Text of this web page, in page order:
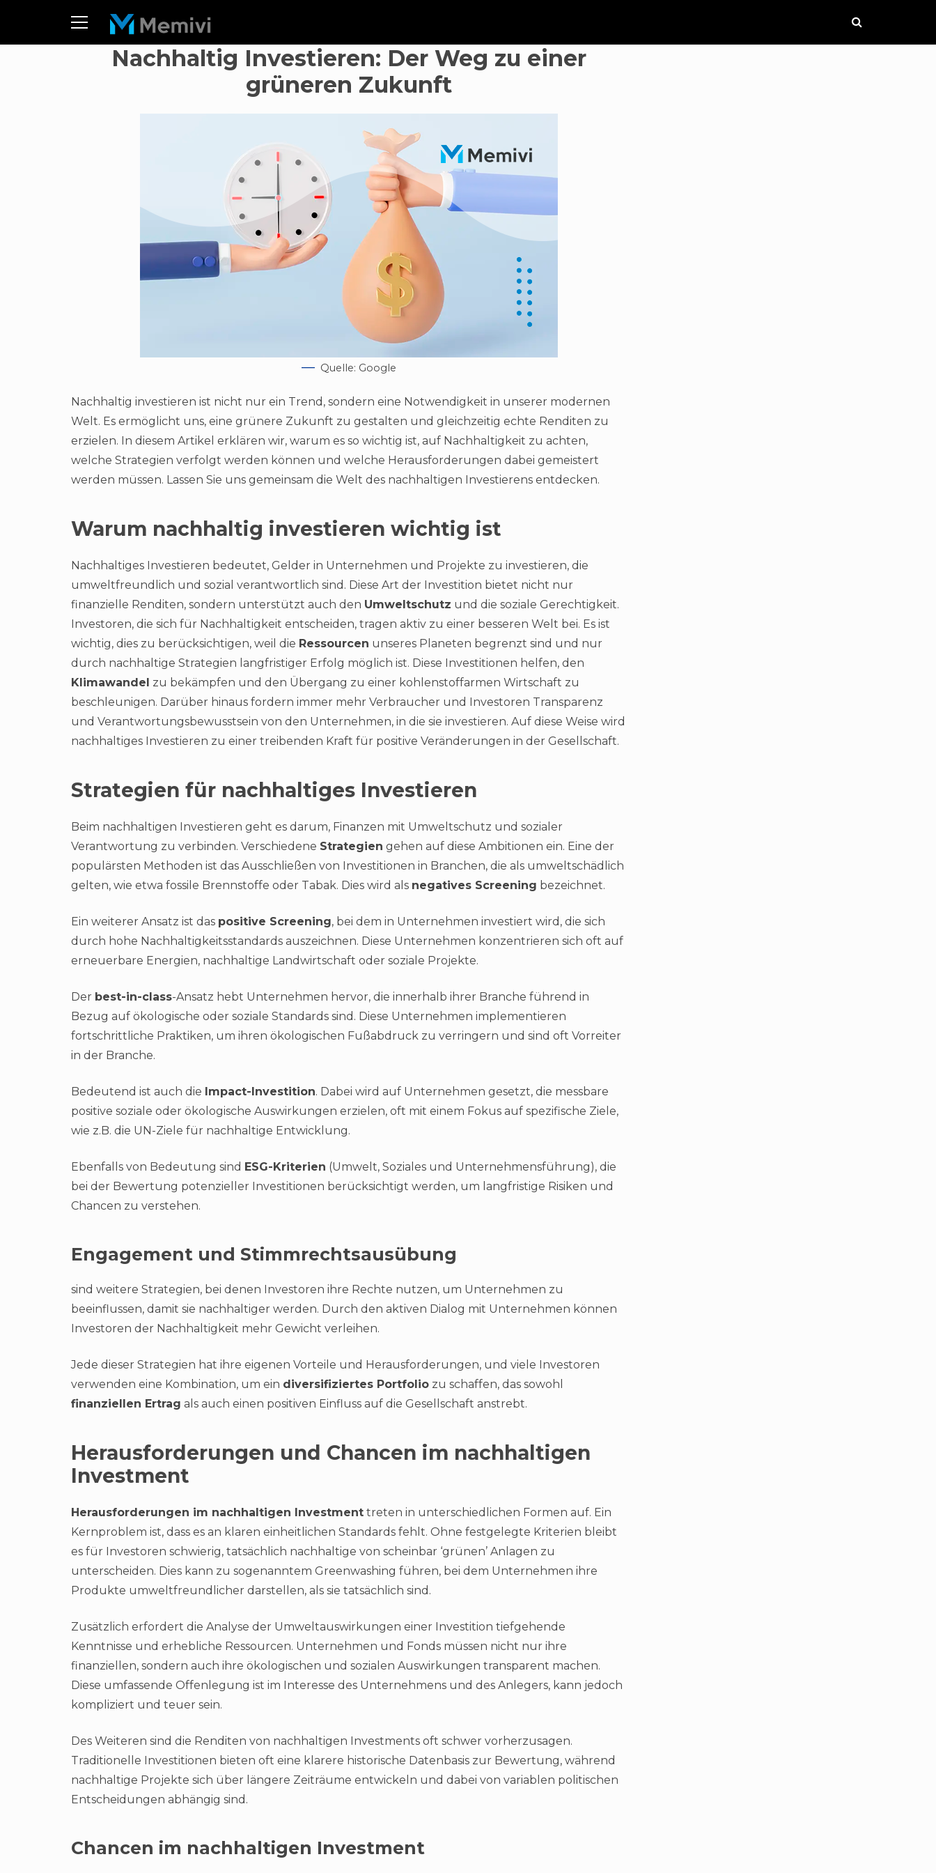
Nachhaltig Investieren: Der Weg zu einer
grüneren Zukunft
Quelle: Google
Nachhaltig investieren ist nicht nur ein Trend, sondern eine Notwendigkeit in unserer modernen
Welt. Es ermöglicht uns, eine grünere Zukunft zu gestalten und gleichzeitig echte Renditen zu
erzielen. In diesem Artikel erklären wir, warum es so wichtig ist, auf Nachhaltigkeit zu achten,
welche Strategien verfolgt werden können und welche Herausforderungen dabei gemeistert
werden müssen. Lassen Sie uns gemeinsam die Welt des nachhaltigen Investierens entdecken.
Warum nachhaltig investieren wichtig ist
Nachhaltiges Investieren bedeutet, Gelder in Unternehmen und Projekte zu investieren, die
umweltfreundlich und sozial verantwortlich sind. Diese Art der Investition bietet nicht nur
finanzielle Renditen, sondern unterstützt auch den Umweltschutz und die soziale Gerechtigkeit.
Investoren, die sich für Nachhaltigkeit entscheiden, tragen aktiv zu einer besseren Welt bei. Es ist
wichtig, dies zu berücksichtigen, weil die Ressourcen unseres Planeten begrenzt sind und nur
durch nachhaltige Strategien langfristiger Erfolg möglich ist. Diese Investitionen helfen, den
Klimawandel zu bekämpfen und den Übergang zu einer kohlenstoffarmen Wirtschaft zu
beschleunigen. Darüber hinaus fordern immer mehr Verbraucher und Investoren Transparenz
und Verantwortungsbewusstsein von den Unternehmen, in die sie investieren. Auf diese Weise wird
nachhaltiges Investieren zu einer treibenden Kraft für positive Veränderungen in der Gesellschaft.
Strategien für nachhaltiges Investieren
Beim nachhaltigen Investieren geht es darum, Finanzen mit Umweltschutz und sozialer
Verantwortung zu verbinden. Verschiedene Strategien gehen auf diese Ambitionen ein. Eine der
populärsten Methoden ist das Ausschließen von Investitionen in Branchen, die als umweltschädlich
gelten, wie etwa fossile Brennstoffe oder Tabak. Dies wird als negatives Screening bezeichnet.
Ein weiterer Ansatz ist das positive Screening, bei dem in Unternehmen investiert wird, die sich
durch hohe Nachhaltigkeitsstandards auszeichnen. Diese Unternehmen konzentrieren sich oft auf
erneuerbare Energien, nachhaltige Landwirtschaft oder soziale Projekte.
Der best-in-class-Ansatz hebt Unternehmen hervor, die innerhalb ihrer Branche führend in
Bezug auf ökologische oder soziale Standards sind. Diese Unternehmen implementieren
fortschrittliche Praktiken, um ihren ökologischen Fußabdruck zu verringern und sind oft Vorreiter
in der Branche.
Bedeutend ist auch die Impact-Investition. Dabei wird auf Unternehmen gesetzt, die messbare
positive soziale oder ökologische Auswirkungen erzielen, oft mit einem Fokus auf spezifische Ziele,
wie z.B. die UN-Ziele für nachhaltige Entwicklung.
Ebenfalls von Bedeutung sind ESG-Kriterien (Umwelt, Soziales und Unternehmensführung), die
bei der Bewertung potenzieller Investitionen berücksichtigt werden, um langfristige Risiken und
Chancen zu verstehen.
Engagement und Stimmrechtsausübung
sind weitere Strategien, bei denen Investoren ihre Rechte nutzen, um Unternehmen zu
beeinflussen, damit sie nachhaltiger werden. Durch den aktiven Dialog mit Unternehmen können
Investoren der Nachhaltigkeit mehr Gewicht verleihen.
Jede dieser Strategien hat ihre eigenen Vorteile und Herausforderungen, und viele Investoren
verwenden eine Kombination, um ein diversifiziertes Portfolio zu schaffen, das sowohl
finanziellen Ertrag als auch einen positiven Einfluss auf die Gesellschaft anstrebt.
Herausforderungen und Chancen im nachhaltigen
Investment
Herausforderungen im nachhaltigen Investment treten in unterschiedlichen Formen auf. Ein
Kernproblem ist, dass es an klaren einheitlichen Standards fehlt. Ohne festgelegte Kriterien bleibt
es für Investoren schwierig, tatsächlich nachhaltige von scheinbar ‘grünen’ Anlagen zu
unterscheiden. Dies kann zu sogenanntem Greenwashing führen, bei dem Unternehmen ihre
Produkte umweltfreundlicher darstellen, als sie tatsächlich sind.
Zusätzlich erfordert die Analyse der Umweltauswirkungen einer Investition tiefgehende
Kenntnisse und erhebliche Ressourcen. Unternehmen und Fonds müssen nicht nur ihre
finanziellen, sondern auch ihre ökologischen und sozialen Auswirkungen transparent machen.
Diese umfassende Offenlegung ist im Interesse des Unternehmens und des Anlegers, kann jedoch
kompliziert und teuer sein.
Des Weiteren sind die Renditen von nachhaltigen Investments oft schwer vorherzusagen.
Traditionelle Investitionen bieten oft eine klarere historische Datenbasis zur Bewertung, während
nachhaltige Projekte sich über längere Zeiträume entwickeln und dabei von variablen politischen
Entscheidungen abhängig sind.
Chancen im nachhaltigen Investment